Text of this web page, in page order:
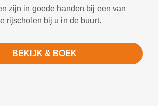
zijn in goede handen bij een van
rijscholen bij u in de buurt.
BEKIJK & BOEK